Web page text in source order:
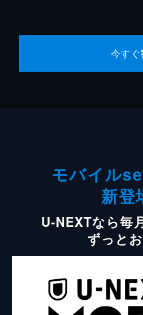
今すぐ
モバイル
新登
U-NEXTなら毎
ずっと